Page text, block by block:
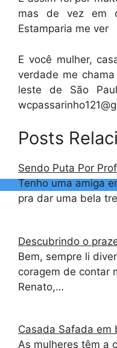
mas de vez em
Estamparia me ver
E você mulher,
verdade me
leste de São
Posts
Sendo Puta Por
Tenho uma amiga
pra dar uma bela
Descubrindo o
Bem, sempre li
coragem de contar
Renato,…
Casada Safada em
As mulheres têm a